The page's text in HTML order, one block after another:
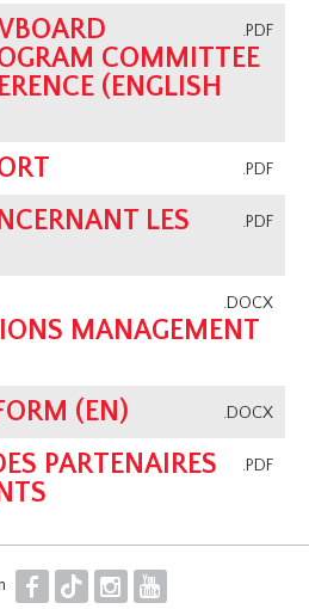
.PDF
COMMITTEE
(ENGLISH
.PDF
.PDF
LES
.DOCX
MANAGEMENT
.DOCX
(EN)
.PDF
PARTENAIRES
F T I Y